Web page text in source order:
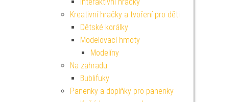
Kreativní hračky a tvoření pro děti
Dětské korálky
Modelovací hmoty
Modelíny
Na zahradu
Bublifuky
Panenky a doplňky pro panenky